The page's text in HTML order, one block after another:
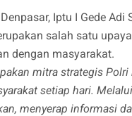
Iptu I Gede
salah satu
dengan masyarakat.
mitra strategis
setiap hari.
menyerap informasi